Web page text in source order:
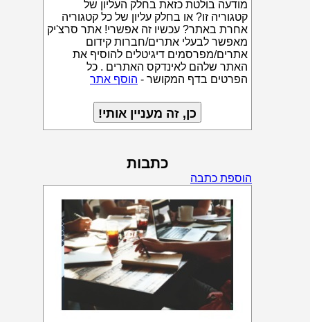
מודעה בולטת כזאת בחלק העליון של
קטגוריה זו? או בחלק עליון של כל קטגוריה
אחרת באתר? עכשיו זה אפשרי! אתר סרצ'יק
מאפשר לבעלי אתרים/חברות קידום
אתרים/מפרסמים דיגיטלים להוסיף את
האתר שלהם לאינדקס האתרים . כל
הפרטים בדף המקושר - הוסף אתר
כתבות
הוספת כתבה